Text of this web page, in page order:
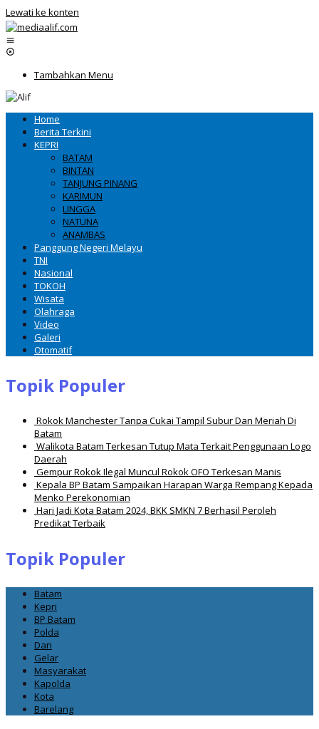
Lewati ke konten
Tambahkan Menu
Home
Berita Terkini
KEPRI
BATAM
BINTAN
TANJUNG PINANG
KARIMUN
LINGGA
NATUNA
ANAMBAS
Panggung Negeri Melayu
TNI
Nasional
TOKOH
Wisata
Olahraga
Video
Galeri
Otomatif
Topik Populer
Rokok Manchester Tanpa Cukai Tampil Subur Dan Meriah Di
Batam
Walikota Batam Terkesan Tutup Mata Terkait Penggunaan Logo
Daerah
Gempur Rokok Ilegal Muncul Rokok OFO Terkesan Manis
Kepala BP Batam Sampaikan Harapan Warga Rempang Kepada
Menko Perekonomian
Hari Jadi Kota Batam 2024, BKK SMKN 7 Berhasil Peroleh
Predikat Terbaik
Topik Populer
Batam
Kepri
BP Batam
Polda
Dan
Gelar
Masyarakat
Kapolda
Kota
Barelang